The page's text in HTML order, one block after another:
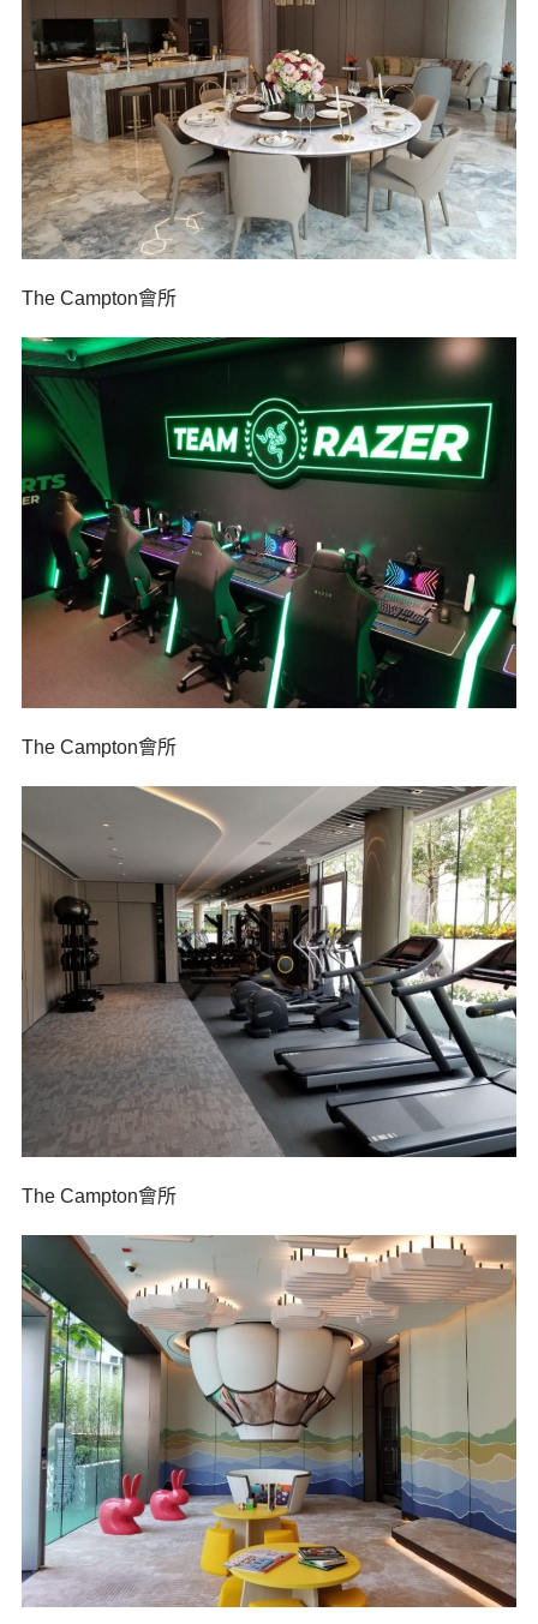
The Campton會所
The Campton會所
The Campton會所